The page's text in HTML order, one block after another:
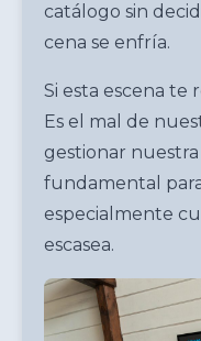
catálogo sin
cena se enfría.
Si esta escena te
Es el mal de
gestionar nuestra
fundamental
especialmente
escasea.